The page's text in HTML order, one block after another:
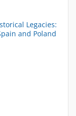
Legacies:
and Poland